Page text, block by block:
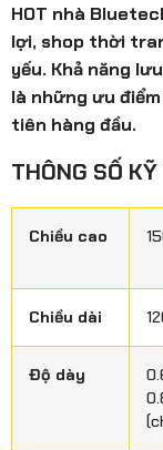
HOT nhà
lợi, shop thời
yếu. Khả năng
là những ưu
tiên hàng đầu.
THÔNG SỐ
Chiều cao
Chiều dài
Độ dày